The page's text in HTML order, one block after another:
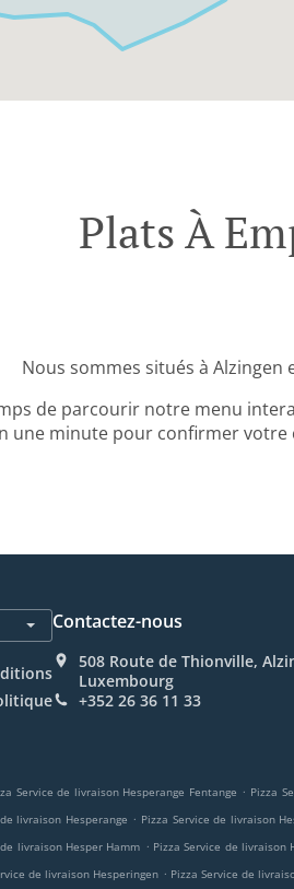
Plats À
Nous sommes situés à
de parcourir notre menu
une minute pour confirmer
Contactez-nous
508 Route de Thionville,
Luxembourg
+352 26 36 11 33
Service de livraison Hesperange Fentange . Pizza
livraison Hesperange . Pizza Service de livraison
livraison Hesper Hamm . Pizza Service de livraison
de livraison Hesperingen . Pizza Service de